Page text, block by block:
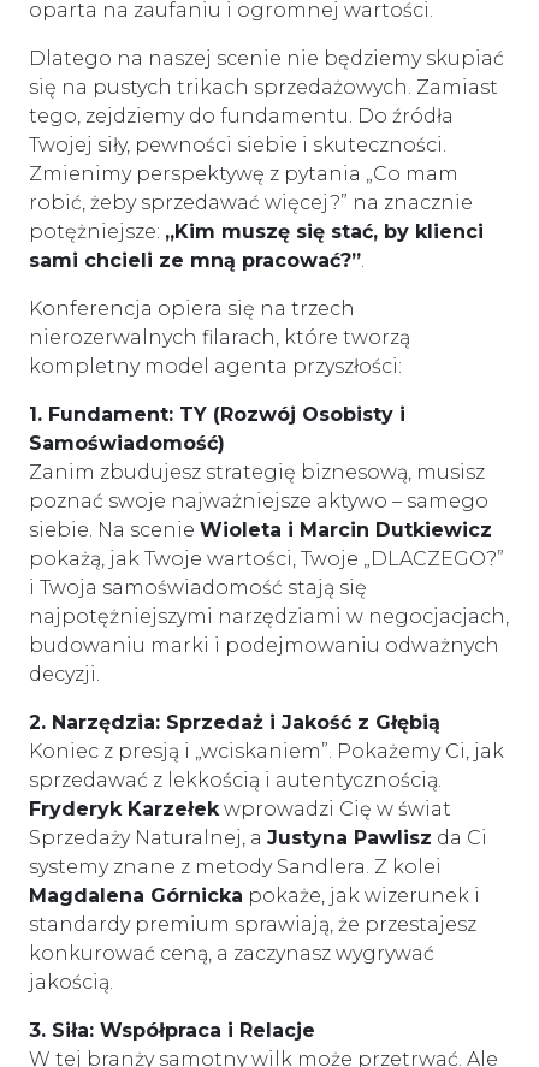
oparta na zaufaniu i ogromnej wartości.
Dlatego na naszej scenie nie będziemy skupiać
się na pustych trikach sprzedażowych. Zamiast
tego, zejdziemy do fundamentu. Do źródła
Twojej siły, pewności siebie i skuteczności.
Zmienimy perspektywę z pytania „Co mam
robić, żeby sprzedawać więcej?” na znacznie
potężniejsze: „Kim muszę się stać, by klienci
sami chcieli ze mną pracować?”.
Konferencja opiera się na trzech
nierozerwalnych filarach, które tworzą
kompletny model agenta przyszłości:
1. Fundament: TY (Rozwój Osobisty i
Samoświadomość)
Zanim zbudujesz strategię biznesową, musisz
poznać swoje najważniejsze aktywo – samego
siebie. Na scenie Wioleta i Marcin Dutkiewicz
pokażą, jak Twoje wartości, Twoje „DLACZEGO?”
i Twoja samoświadomość stają się
najpotężniejszymi narzędziami w negocjacjach,
budowaniu marki i podejmowaniu odważnych
decyzji.
2. Narzędzia: Sprzedaż i Jakość z Głębią
Koniec z presją i „wciskaniem”. Pokażemy Ci, jak
sprzedawać z lekkością i autentycznością.
Fryderyk Karzełekwprowadzi Cię w świat
Sprzedaży Naturalnej, a Justyna Pawlisz da Ci
systemy znane z metody Sandlera. Z kolei
Magdalena Górnicka pokaże, jak wizerunek i
standardy premium sprawiają, że przestajesz
konkurować ceną, a zaczynasz wygrywać
jakością.
3. Siła: Współpraca i Relacje
W tej branży samotny wilk może przetrwać. Ale